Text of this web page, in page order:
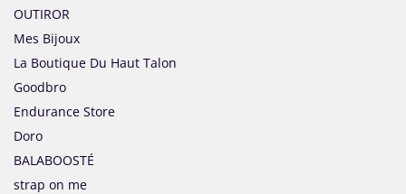
OUTIROR
Mes Bijoux
La Boutique Du Haut Talon
Goodbro
Endurance Store
Doro
BALABOOSTÉ
strap on me